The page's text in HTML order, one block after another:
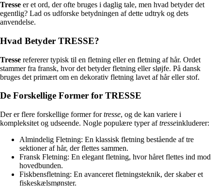
Tresse er et ord, der ofte bruges i daglig tale, men hvad betyder det
egentlig? Lad os udforske betydningen af dette udtryk og dets
anvendelse.
Hvad Betyder TRESSE?
Tresse refererer typisk til en fletning eller en fletning af hår. Ordet
stammer fra fransk, hvor det betyder fletning eller sløjfe. På dansk
bruges det primært om en dekorativ fletning lavet af hår eller stof.
De Forskellige Former for TRESSE
Der er flere forskellige former fortresse, og de kan variere i
kompleksitet og udseende. Nogle populære typer aftresseinkluderer:
Almindelig Fletning: En klassisk fletning bestående af tre
sektioner af hår, der flettes sammen.
Fransk Fletning: En elegant fletning, hvor håret flettes ind mod
hovedbunden.
Fiskbensfletning: En avanceret fletningsteknik, der skaber et
fiskeskælsmønster.